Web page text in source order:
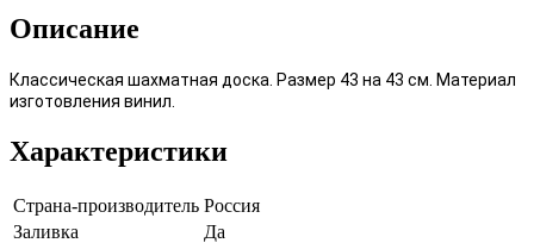
Описание
Классическая шахматная доска. Размер 43 на 43 см. Материал
изготовления винил.
Характеристики
Страна-производитель Россия
Заливка
Да